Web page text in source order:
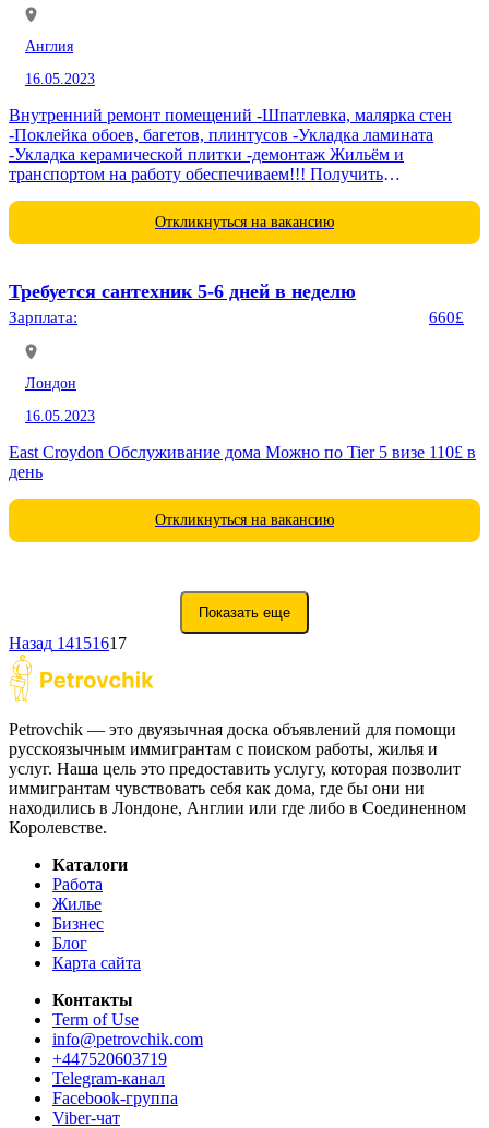
Англия
16.05.2023
Внутренний ремонт помещений -Шпатлевка, малярка стен
-Поклейка обоев, багетов, плинтусов -Укладка ламината
-Укладка керамической плитки -демонтаж Жильём и
транспортом на работу обеспечиваем!!! Получить
телеграм) Стеф
Откликнуться на вакансию
Требуется сантехник 5-6 дней в неделю
Зарплата: 660£
Лондон
16.05.2023
East Croydon Обслуживание дома Можно по Tier 5 визе 110£ в
день
Откликнуться на вакансию
Показать еще
Назад 14151617
Petrovchik — это двуязычная доска объявлений для помощи
русскоязычным иммигрантам с поиском работы, жилья и
услуг. Наша цель это предоставить услугу, которая позволит
иммигрантам чувствовать себя как дома, где бы они ни
находились в Лондоне, Англии или где либо в Соединенном
Королевстве.
Каталоги
Работа
Жилье
Бизнес
Блог
Карта сайта
Контакты
Term of Use
info@petrovchik.com
+447520603719
Telegram-канал
Facebook-группа
Viber-чат